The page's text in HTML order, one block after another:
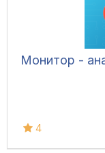
Монитор -
4